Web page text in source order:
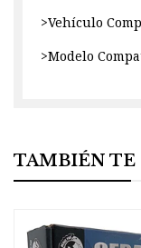
>Vehículo
>Modelo
TAMBIÉN TE